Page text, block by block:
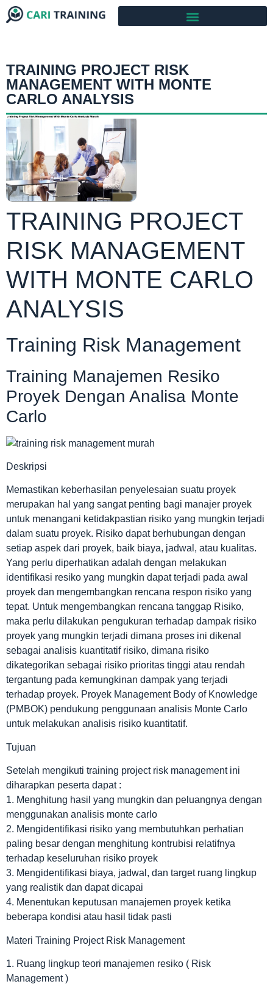
TRAINING PROJECT RISK
MANAGEMENT WITH MONTE
CARLO ANALYSIS
TRAINING PROJECT
RISK MANAGEMENT
WITH MONTE CARLO
ANALYSIS
Training Risk Management
Training Manajemen Resiko
Proyek Dengan Analisa Monte
Carlo
Deskripsi
Memastikan keberhasilan penyelesaian suatu proyek
merupakan hal yang sangat penting bagi manajer proyek
untuk menangani ketidakpastian risiko yang mungkin terjadi
dalam suatu proyek. Risiko dapat berhubungan dengan
setiap aspek dari proyek, baik biaya, jadwal, atau kualitas.
Yang perlu diperhatikan adalah dengan melakukan
identifikasi resiko yang mungkin dapat terjadi pada awal
proyek dan mengembangkan rencana respon risiko yang
tepat. Untuk mengembangkan rencana tanggap Risiko,
maka perlu dilakukan pengukuran terhadap dampak risiko
proyek yang mungkin terjadi dimana proses ini dikenal
sebagai analisis kuantitatif risiko, dimana risiko
dikategorikan sebagai risiko prioritas tinggi atau rendah
tergantung pada kemungkinan dampak yang terjadi
terhadap proyek. Proyek Management Body of Knowledge
(PMBOK) pendukung penggunaan analisis Monte Carlo
untuk melakukan analisis risiko kuantitatif.
Tujuan
Setelah mengikuti training project risk management ini
diharapkan peserta dapat :
1. Menghitung hasil yang mungkin dan peluangnya dengan
menggunakan analisis monte carlo
2. Mengidentifikasi risiko yang membutuhkan perhatian
paling besar dengan menghitung kontrubisi relatifnya
terhadap keseluruhan risiko proyek
3. Mengidentifikasi biaya, jadwal, dan target ruang lingkup
yang realistik dan dapat dicapai
4. Menentukan keputusan manajemen proyek ketika
beberapa kondisi atau hasil tidak pasti
Materi Training Project Risk Management
1. Ruang lingkup teori manajemen resiko ( Risk
Management )